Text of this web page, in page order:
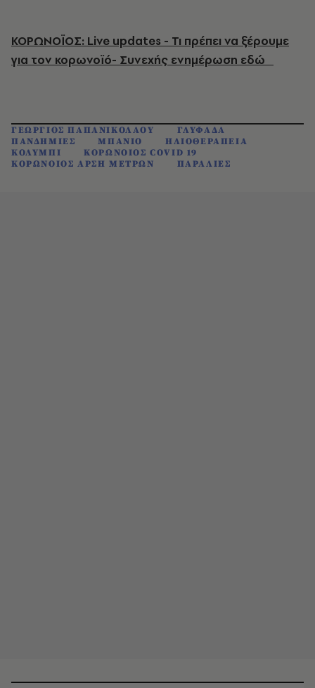
ΚΟΡΩΝΟΪΟΣ: Live updates - Τι πρέπει να ξέρουμε
για τον κορωνοϊό- Συνεχής ενημέρωση εδώ
ΓΕΩΡΓΙΟΣ ΠΑΠΑΝΙΚΟΛΑΟΥ
ΓΛΥΦΑΔΑ
ΠΑΝΔΗΜΙΕΣ
ΜΠΑΝΙΟ
ΗΛΙΟΘΕΡΑΠΕΙΑ
ΚΟΛΥΜΠΙ
ΚΟΡΩΝΟΙΟΣ COVID 19
ΚΟΡΩΝΟΙΟΣ ΑΡΣΗ ΜΕΤΡΩΝ
ΠΑΡΑΛΙΕΣ